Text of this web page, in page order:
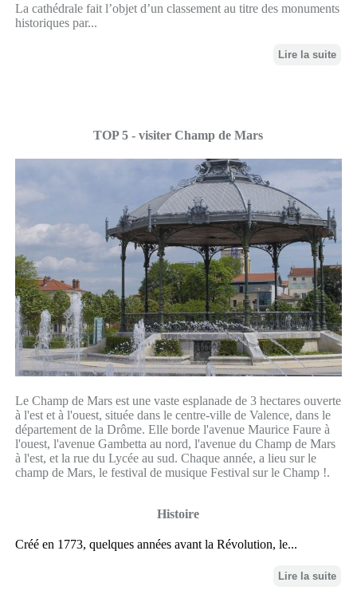
La cathédrale fait l’objet d’un classement au titre des monuments
historiques par...
Lire la suite
TOP 5 - visiter Champ de Mars
Le Champ de Mars est une vaste esplanade de 3 hectares ouverte
à l'est et à l'ouest, située dans le centre-ville de Valence, dans le
département de la Drôme. Elle borde l'avenue Maurice Faure à
l'ouest, l'avenue Gambetta au nord, l'avenue du Champ de Mars
à l'est, et la rue du Lycée au sud. Chaque année, a lieu sur le
champ de Mars, le festival de musique Festival sur le Champ !.
Histoire
Créé en 1773, quelques années avant la Révolution, le...
Lire la suite